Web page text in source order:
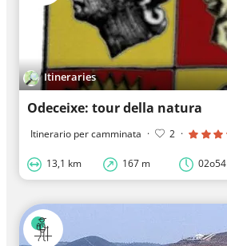
Itineraries
Odeceixe: tour della natura
Itinerario per camminata · 2 ·
13,1 km 167 m 02o54